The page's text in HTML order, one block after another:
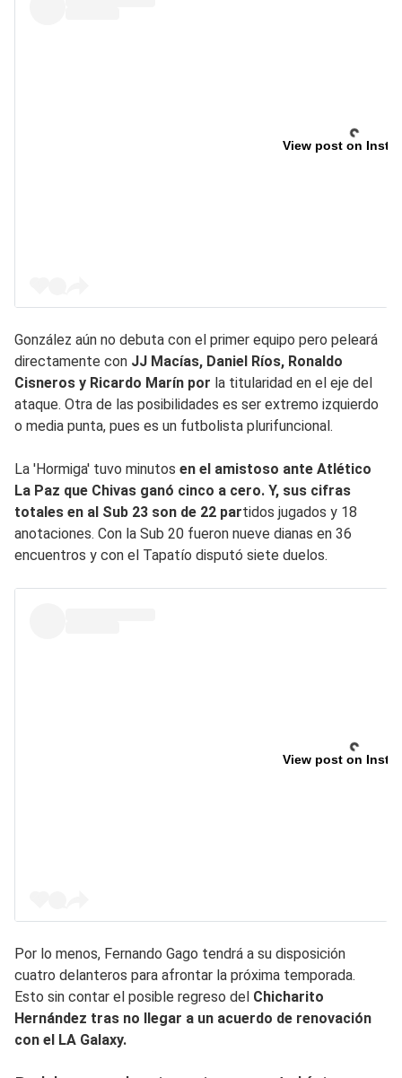
View post on
González aún no debuta con el primer equipo pero peleará
directamente con JJ Macías, Daniel Ríos, Ronaldo
Cisneros y Ricardo Marín por la titularidad en el eje del
ataque. Otra de las posibilidades es ser extremo izquierdo
o media punta, pues es un futbolista plurifuncional.
La 'Hormiga' tuvo minutos en el amistoso ante Atlético
La Paz que Chivas ganó cinco a cero. Y, sus cifras
totales en al Sub 23 son de 22 partidos jugados y 18
anotaciones. Con la Sub 20 fueron nueve dianas en 36
encuentros y con el Tapatío disputó siete duelos.
View post on
Por lo menos, Fernando Gago tendrá a su disposición
cuatro delanteros para afrontar la próxima temporada.
Esto sin contar el posible regreso del Chicharito
Hernández tras no llegar a un acuerdo de renovación
con el LA Galaxy.